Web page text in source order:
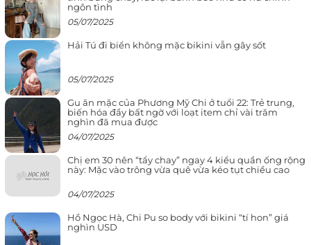
ngôn tình
05/07/2025
Hải Tú đi biển không mặc bikini vẫn gây sốt
05/07/2025
Gu ăn mặc của Phương Mỹ Chi ở tuổi 22: Trẻ trung,
biến hóa đầy bất ngờ với loạt item chỉ vài trăm
nghìn đã mua được
04/07/2025
Chị em 30 nên “tẩy chay” ngay 4 kiểu quần ống rộng
này: Mặc vào trông vừa quê vừa kéo tụt chiều cao
04/07/2025
Hồ Ngọc Hà, Chi Pu so body với bikini “tí hon” giá
nghìn USD